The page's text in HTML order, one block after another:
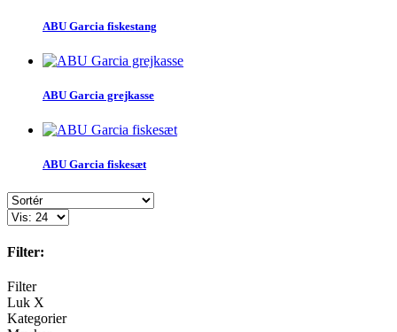
ABU Garcia fiskestang
ABU Garcia grejkasse
ABU Garcia fiskesæt
Filter:
Filter
Luk X
Kategorier